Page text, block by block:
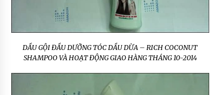
DẦU GỘI ĐẦU DƯỠNG TÓC DẦU DỪA – RICH COCONUT
SHAMPOO VÀ HOẠT ĐỘNG GIAO HÀNG THÁNG 10-2014